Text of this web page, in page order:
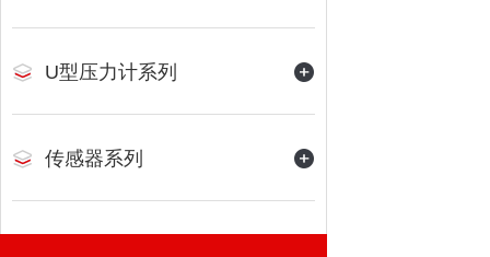
U型压力计系列
传感器系列